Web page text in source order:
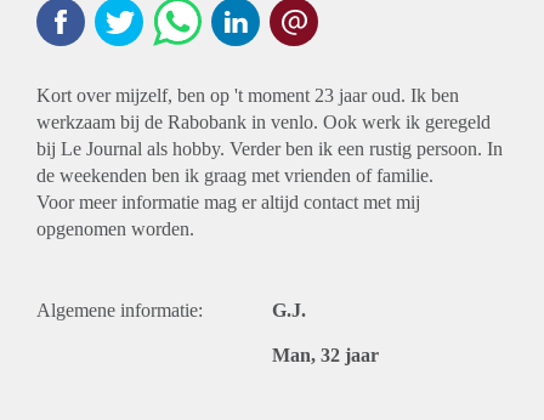
Kort over mijzelf, ben op 't moment 23 jaar oud. Ik ben
werkzaam bij de Rabobank in venlo. Ook werk ik geregeld
bij Le Journal als hobby. Verder ben ik een rustig persoon. In
de weekenden ben ik graag met vrienden of familie.
Voor meer informatie mag er altijd contact met mij
opgenomen worden.
Algemene informatie: G.J.
Man, 32 jaar